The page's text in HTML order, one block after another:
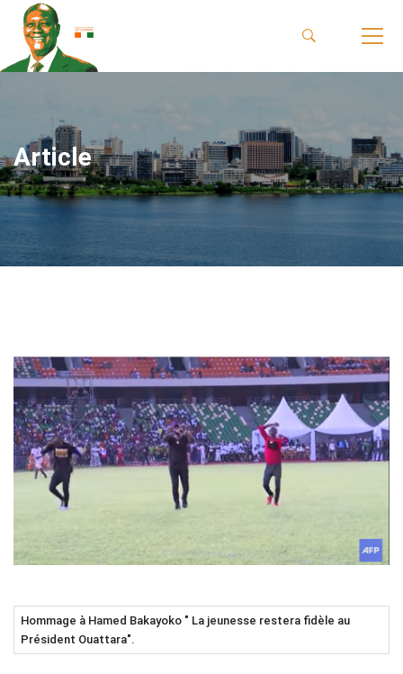
Article
Hommage à Hamed Bakayoko " La jeunesse restera fidèle au
Président Ouattara".